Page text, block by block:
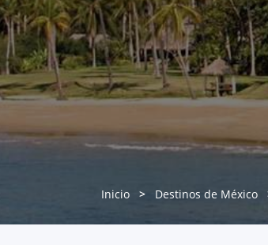
Inicio Destinos de México